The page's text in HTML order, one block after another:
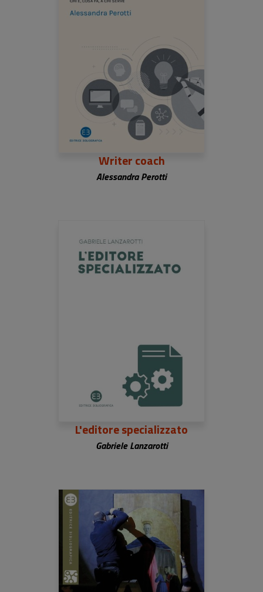
Writer coach
Alessandra Perotti
L'editore specializzato
Gabriele Lanzarotti